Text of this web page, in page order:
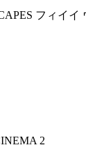
フィイイ
2